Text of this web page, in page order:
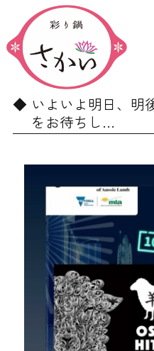
いよいよ明日、明
をお待ちし…